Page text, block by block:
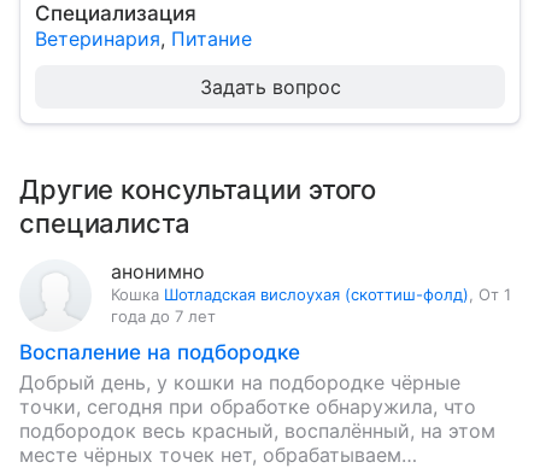
Специализация
Ветеринария, Питание
Задать вопрос
Другие консультации этого
специалиста
анонимно
Кошка Шотладская вислоухая (скоттиш-фолд)
От 1
года до 7 лет
Воспаление на подбородке
Добрый день, у кошки на подбородке чёрные
точки, сегодня при обработке обнаружила, что
подбородок весь красный, воспалённый, на этом
месте чёрных точек нет, обрабатываем